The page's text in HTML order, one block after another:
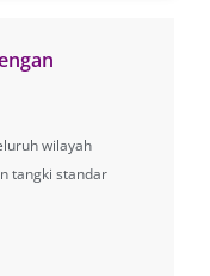
wilayah
tangki standar